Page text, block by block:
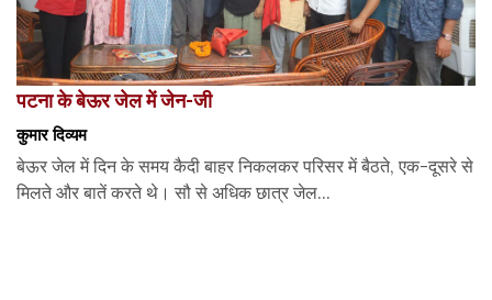
पटना के बेऊर जेल में जेन-जी
कुमार दिव्यम
बेऊर जेल में दिन के समय कैदी बाहर निकलकर परिसर में बैठते, एक-दूसरे से
मिलते और बातें करते थे। सौ से अधिक छात्र जेल...